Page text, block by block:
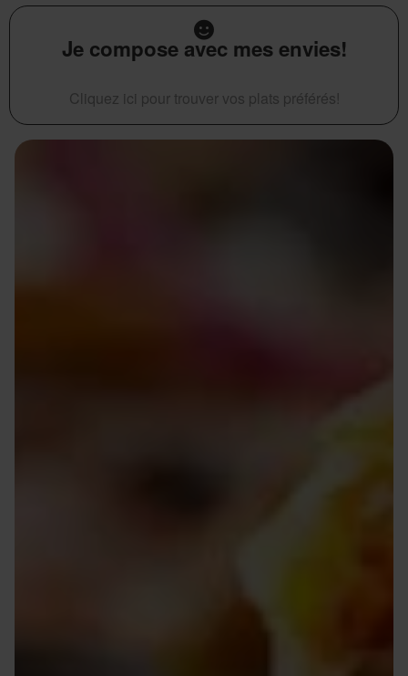
Je compose avec mes envies!
Cliquez ici pour trouver vos plats préférés!